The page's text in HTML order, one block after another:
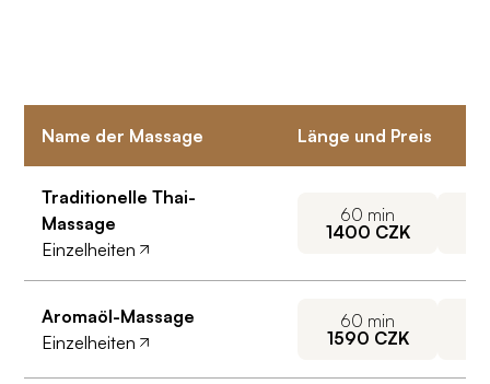
Name der Massage Länge und Preis
Traditionelle Thai-
Massage
Einzelheiten
60 min
1400 CZK
Aromaöl-Massage
Einzelheiten
60 min
1590 CZK